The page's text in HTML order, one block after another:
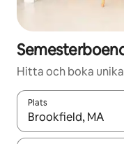
Hitta och boka
Plats
När resultaten är